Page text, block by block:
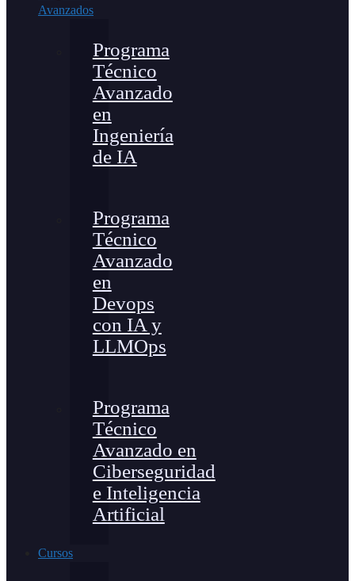
Avanzados
Programa
Técnico
Avanzado
en
Ingeniería
de IA
Programa
Técnico
Avanzado
en
Devops
con IA y
LLMOps
Programa
Técnico
Avanzado en
Ciberseguridad
e Inteligencia
Artificial
Cursos